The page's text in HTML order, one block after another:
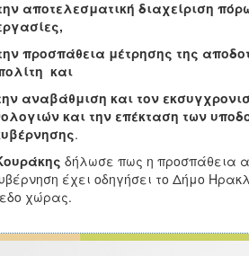
αποτελεσματική διαχείριση
προσπάθεια μέτρησης της
και
αναβάθμιση και τον
και την επέκταση των
.
δήλωσε πως η προσπάθεια
έχει οδηγήσει το Δήμο
χώρας.